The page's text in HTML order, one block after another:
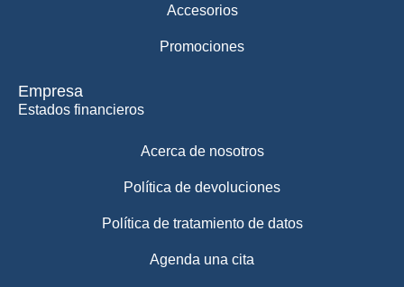
Accesorios
Promociones
Empresa
Estados financieros
Acerca de nosotros
Política de devoluciones
Política de tratamiento de datos
Agenda una cita